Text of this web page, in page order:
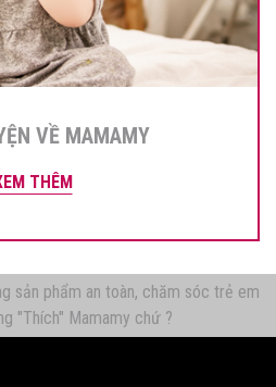
VỀ MAMAMY
THÊM
sản phẩm an toàn, chăm sóc trẻ em
"Thích" Mamamy chứ ?